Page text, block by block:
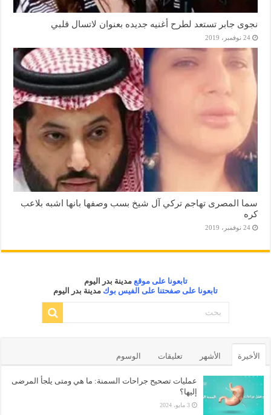
نجوى جابر تستعد لطرح أغنيه جديده بعنوان لاتسال قلبي
24 نوفمبر، 2019
سما المصرى تهاجم تركي آل شيخ بسب وصفها بانها اشبه بلاعب
كره
24 نوفمبر، 2019
تابعونا على موقع مدينة بدر اليوم
تابعونا على صفحتنا على الفيس بوك مدينة بدر اليوم
الأخيرة الأشهر تعليقات الوسوم
عمليات تصحيح جراحات السمنة: ما هي ومتى يلجأ المرضى
إليها؟
3 مايو، 2024